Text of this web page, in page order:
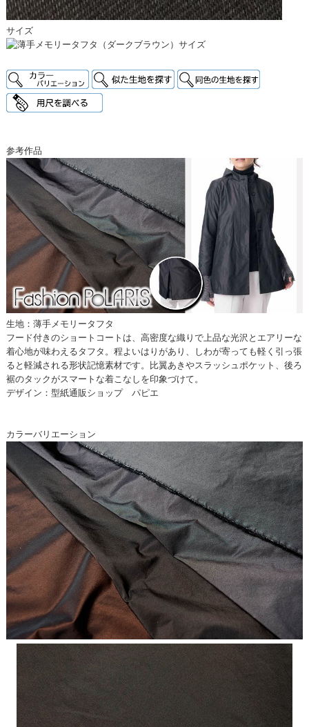
サイズ
参考作品
生地：薄手メモリータフタ
フード付きのショートコートは、高密度な織りで上品な光沢とエアリーな
着心地が味わえるタフタ。程よいはりがあり、しわが寄っても軽く引っ張
ると軽減される形状記憶素材です。比翼あきやスラッシュポケット、後ろ
裾のタックがスマートな着こなしを印象づけて。
デザイン：型紙通販ショップ パピエ
カラーバリエーション